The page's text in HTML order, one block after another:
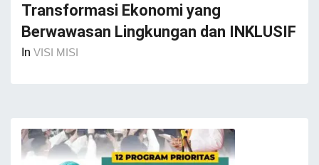
Transformasi Ekonomi yang
Berwawasan Lingkungan dan INKLUSIF
In VISI MISI